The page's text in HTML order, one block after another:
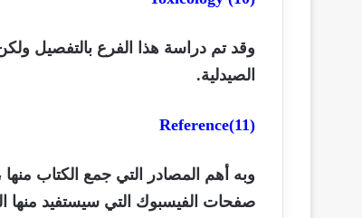
وقد تم دراسة هذا الفرع بالتفصيل
الصيدلية.
(11)
Reference
وبه أهم المصادر التي جمع الكتاب
صفحات الفيسبوك التي سيستفيد منها